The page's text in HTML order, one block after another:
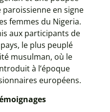
en signe
femmes du Nigeria.
aux participants de
le plus peuplé
musulman, où le
à l’époque
européens.